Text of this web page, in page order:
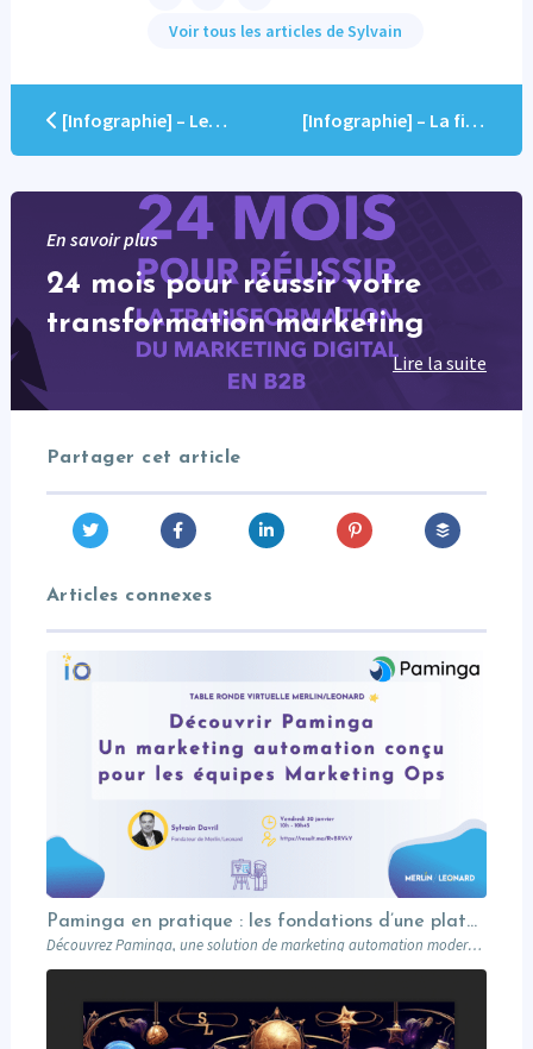
Voir tous les articles de Sylvain
[Infographie] – Les 5 clés de la Data Quality [Infographie] – La fiche-antisèche Data Quality
En savoir plus
24 mois pour réussir votre
transformation marketing
Lire la suite
Partager cet article
Articles connexes
Paminga en pratique : les fondations d’une plateforme de marketing automation moderne (démo)
Découvrez Paminga, une solution de marketing automation moderne : synchro CRM, tracking, base de données et campagnes always-on, via une démo concrète